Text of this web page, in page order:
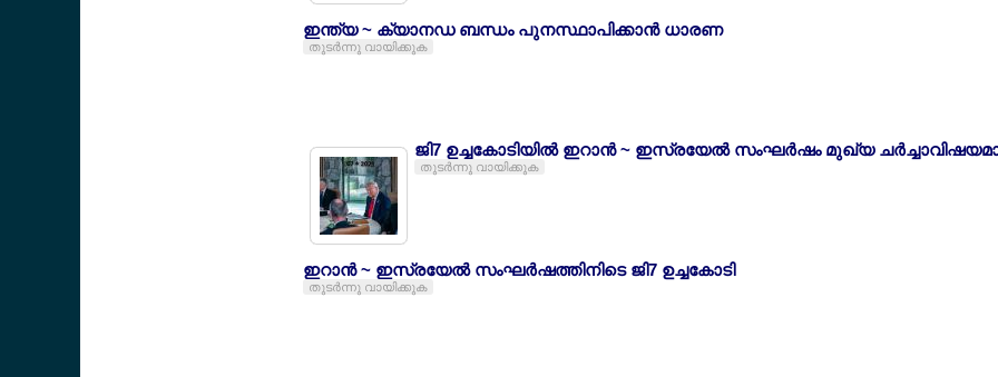
ഇന്ത്യ ~ ക്യാനഡ ബന്ധം പുനസ്ഥാപിക്കാന്‍ ധാരണ
തുടര്‍ന്നു വായിക്കുക
ജി7 ഉച്ചകോടിയില്‍ ഇറാന്‍ ~ ഇസ്രയേല്‍ സംഘര്‍ഷം മുഖ്യ
തുടര്‍ന്നു വായിക്കുക
ഇറാന്‍ ~ ഇസ്രയേല്‍ സംഘര്‍ഷത്തിനിടെ ജി7 ഉച്ചകോടി
തുടര്‍ന്നു വായിക്കുക